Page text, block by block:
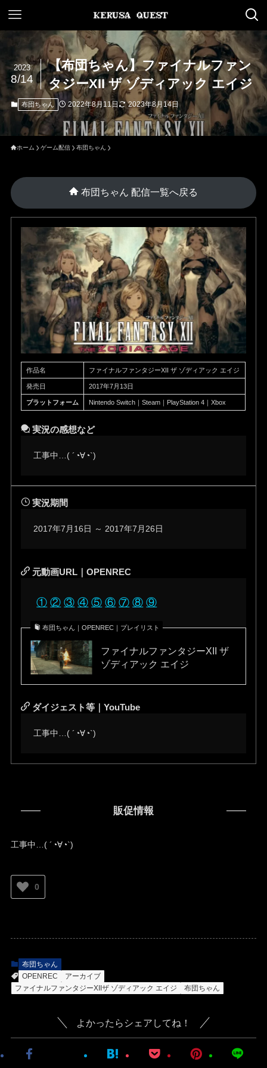
【布団ちゃん】ファイナルファン
タジーXII ザ ゾディアック エイジ
2023
8/14
布団ちゃん 2022年8月11日 2023年8月14日
ホーム ゲーム配信 布団ちゃん
布団ちゃん 配信一覧へ戻る
作品名 ファイナルファンタジーXII ザ ゾディアック エイジ
発売日 2017年7月13日
プラットフォーム Nintendo Switch｜Steam｜PlayStation 4｜Xbox
実況の感想など
工事中…( ´◔∀◔`)ゞ
実況期間
2017年7月16日 ～ 2017年7月26日
元動画URL｜OPENREC
① ② ③ ④ ⑤ ⑥ ⑦ ⑧ ⑨
布団ちゃん｜OPENREC｜プレイリスト
ファイナルファンタジーXII ザ
ゾディアック エイジ
ダイジェスト等｜YouTube
工事中…( ´◔∀◔`)ゞ
販促情報
工事中…( ´◔∀◔`)ゞ
0
布団ちゃん
OPENREC
アーカイブ
ファイナルファンタジーXIIザ ゾディアック エイジ
布団ちゃん
よかったらシェアしてね！